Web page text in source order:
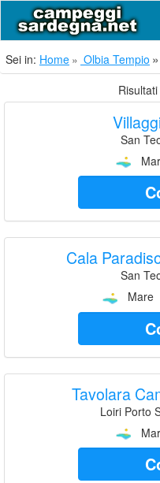
Sei in: Home Olbia Tempio
San
Cala
San
Mare
Tavolara
Loiri Porto